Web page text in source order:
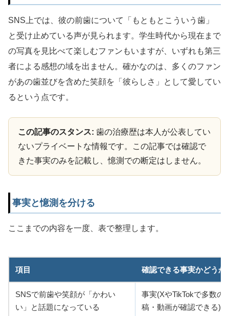
SNS上では、彼の前歯について「もともとこういう歯」
と受け止めている声が見られます。学生時代から現在まで
の写真を見比べて楽しむファンもいますが、いずれも第三
者による感想の域を出ません。確かなのは、多くのファン
があの歯並びを含めた笑顔を「彼らしさ」として愛してい
るという点です。
この記事のスタンス: 歯の治療歴は本人が公表してい
ないプライベートな情報です。この記事では確認で
きた事実のみを記載し、憶測での断定はしません。
事実と憶測を分ける
ここまでの内容を一度、表で整理します。
項目 確認できる事実かどうか
SNSで前歯や笑顔が「かわい
い」と話題になっている
事実(XやTikTokで多数の
稿・動画が確認できる)